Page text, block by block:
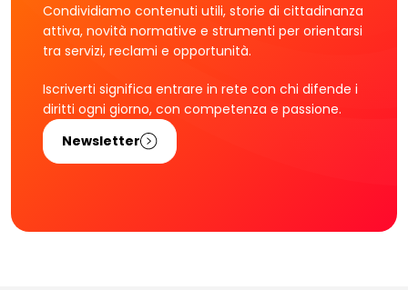
Condividiamo contenuti utili, storie di cittadinanza
attiva, novità normative e strumenti per orientarsi
tra servizi, reclami e opportunità.
Iscriverti significa entrare in rete con chi difende i
diritti ogni giorno, con competenza e passione.
Newsletter